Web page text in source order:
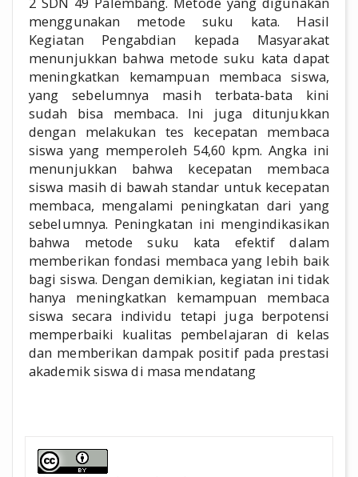
menggunakan metode suku kata. Hasil
Kegiatan Pengabdian kepada Masyarakat
menunjukkan bahwa metode suku kata dapat
meningkatkan kemampuan membaca siswa,
yang sebelumnya masih terbata-bata kini
sudah bisa membaca. Ini juga ditunjukkan
dengan melakukan tes kecepatan membaca
siswa yang memperoleh 54,60 kpm. Angka ini
menunjukkan bahwa kecepatan membaca
siswa masih di bawah standar untuk kecepatan
membaca, mengalami peningkatan dari yang
sebelumnya. Peningkatan ini mengindikasikan
bahwa metode suku kata efektif dalam
memberikan fondasi membaca yang lebih baik
bagi siswa. Dengan demikian, kegiatan ini tidak
hanya meningkatkan kemampuan membaca
siswa secara individu tetapi juga berpotensi
memperbaiki kualitas pembelajaran di kelas
dan memberikan dampak positif pada prestasi
akademik siswa di masa mendatang